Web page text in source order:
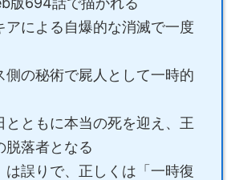
アによる自爆的な消滅で一度
側の秘術で屍人として一時的
とともに本当の死を迎え、王
脱落者となる
は誤りで、正しくは「一時復